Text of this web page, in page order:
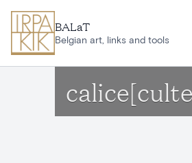
BALaT
Belgian art, links and tools